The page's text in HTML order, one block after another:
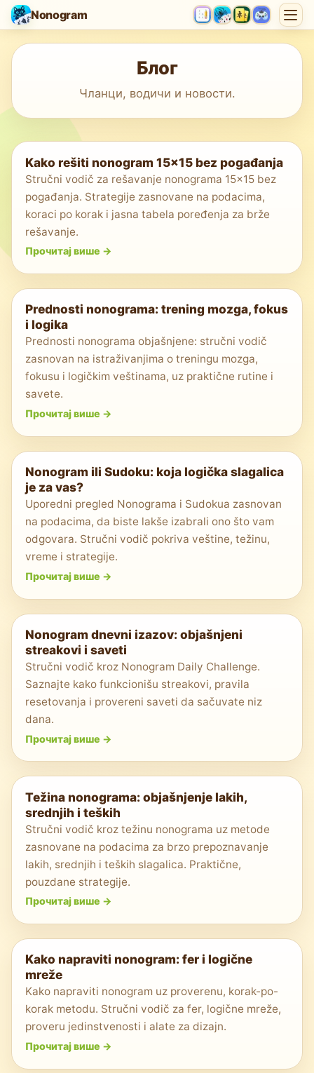
Nonogram
Блог
Чланци, водичи и новости.
Kako rešiti nonogram 15x15 bez pogađanja
Stručni vodič za rešavanje nonograma 15x15 bez
pogađanja. Strategije zasnovane na podacima,
koraci po korak i jasna tabela poređenja za brže
rešavanje.
Прочитај више ->
Prednosti nonograma: trening mozga, fokus
i logika
Prednosti nonograma objašnjene: stručni vodič
zasnovan na istraživanjima o treningu mozga,
fokusu i logičkim veštinama, uz praktične rutine i
savete.
Прочитај више ->
Nonogram ili Sudoku: koja logička slagalica
je za vas?
Uporedni pregled Nonograma i Sudokua zasnovan
na podacima, da biste lakše izabrali ono što vam
odgovara. Stručni vodič pokriva veštine, težinu,
vreme i strategije.
Прочитај више ->
Nonogram dnevni izazov: objašnjeni
streakovi i saveti
Stručni vodič kroz Nonogram Daily Challenge.
Saznajte kako funkcionišu streakovi, pravila
resetovanja i provereni saveti da sačuvate niz
dana.
Прочитај више ->
Težina nonograma: objašnjenje lakih,
srednjih i teških
Stručni vodič kroz težinu nonograma uz metode
zasnovane na podacima za brzo prepoznavanje
lakih, srednjih i teških slagalica. Praktične,
pouzdane strategije.
Прочитај више ->
Kako napraviti nonogram: fer i logične
mreže
Kako napraviti nonogram uz proverenu, korak-po-
korak metodu. Stručni vodič za fer, logične mreže,
proveru jedinstvenosti i alate za dizajn.
Прочитај више ->